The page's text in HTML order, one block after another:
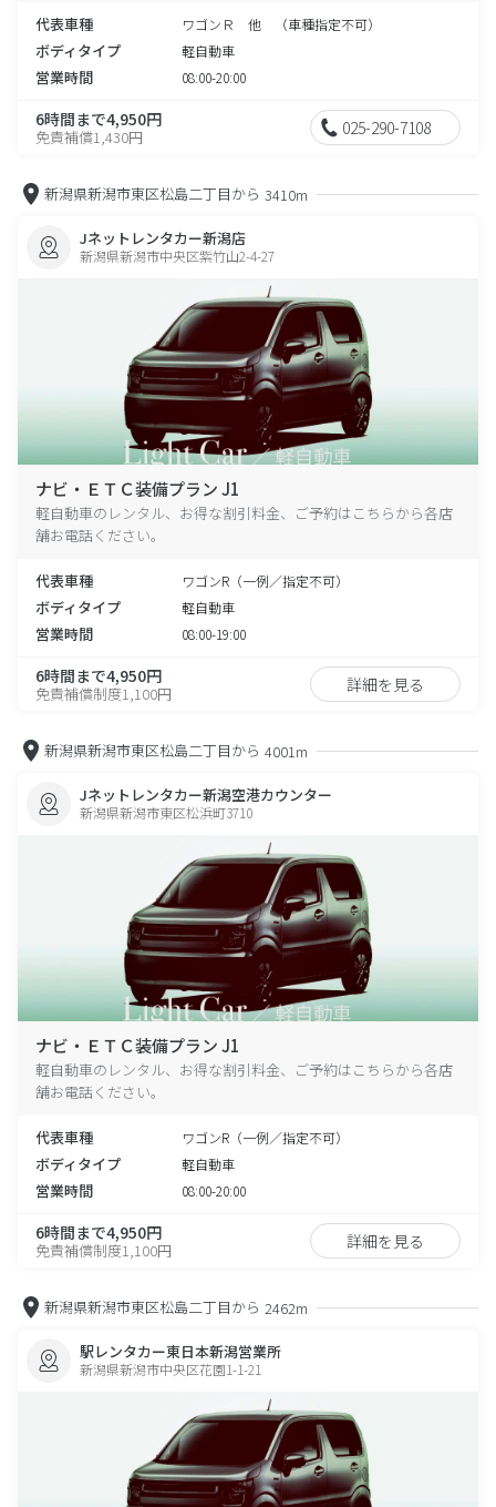
代表車種 ワゴンＲ 他 （車種指定不可）
ボディタイプ 軽自動車
営業時間 08:00-20:00
6時間まで4,950円
免責補償1,430円 025-290-7108
新潟県新潟市東区松島二丁目から 3410m
Jネットレンタカー新潟店
新潟県新潟市中央区紫竹山2-4-27
ナビ・ＥＴＣ装備プラン J1
軽自動車のレンタル、お得な割引料金、ご予約はこちらから各店
舗お電話ください。
代表車種 ワゴンR（一例／指定不可）
ボディタイプ 軽自動車
営業時間 08:00-19:00
6時間まで4,950円
免責補償制度1,100円 詳細を見る
新潟県新潟市東区松島二丁目から 4001m
Jネットレンタカー新潟空港カウンター
新潟県新潟市東区松浜町3710
ナビ・ＥＴＣ装備プラン J1
軽自動車のレンタル、お得な割引料金、ご予約はこちらから各店
舗お電話ください。
代表車種 ワゴンR（一例／指定不可）
ボディタイプ 軽自動車
営業時間 08:00-20:00
6時間まで4,950円
免責補償制度1,100円 詳細を見る
新潟県新潟市東区松島二丁目から 2462m
駅レンタカー東日本新潟営業所
新潟県新潟市中央区花園1-1-21